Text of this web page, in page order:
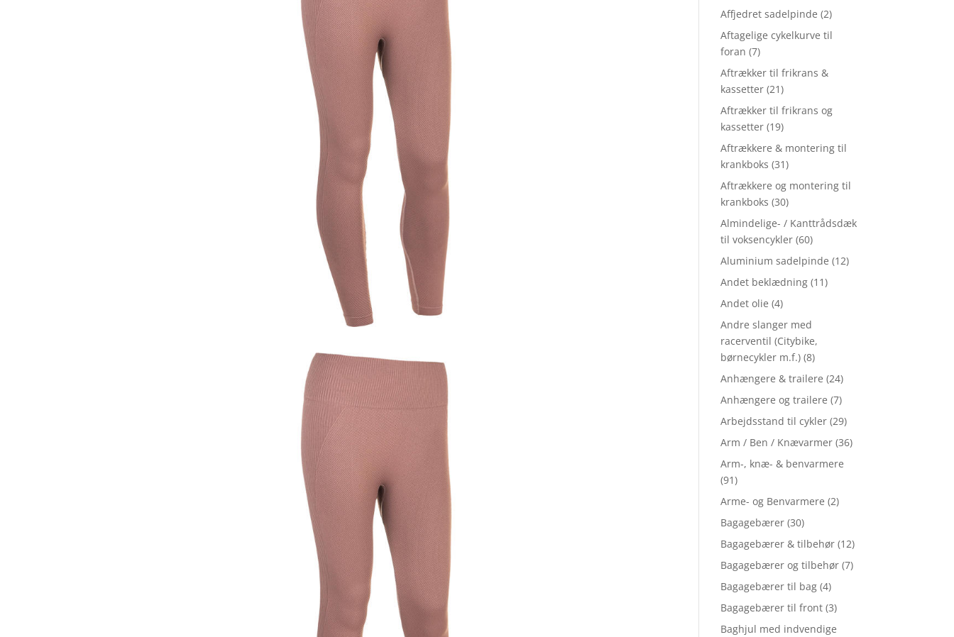
Affjedret sadelpinde (2)
Aftagelige cykelkurve til
foran (7)
Aftrækker til frikrans &
kassetter (21)
Aftrækker til frikrans og
kassetter (19)
Aftrækkere & montering til
krankboks (31)
Aftrækkere og montering til
krankboks (30)
Almindelige- / Kanttrådsdæk
til voksencykler (60)
Aluminium sadelpinde (12)
Andet beklædning (11)
Andet olie (4)
Andre slanger med
racerventil (Citybike,
børnecykler m.f.) (8)
Anhængere & trailere (24)
Anhængere og trailere (7)
Arbejdsstand til cykler (29)
Arm / Ben / Knævarmer (36)
Arm-, knæ- & benvarmere
(91)
Arme- og Benvarmere (2)
Bagagebærer (30)
Bagagebærer & tilbehør (12)
Bagagebærer og tilbehør (7)
Bagagebærer til bag (4)
Bagagebærer til front (3)
Baghjul med indvendige